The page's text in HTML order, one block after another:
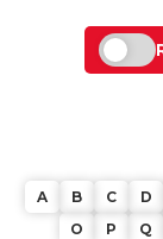
A B C D
O
P Q